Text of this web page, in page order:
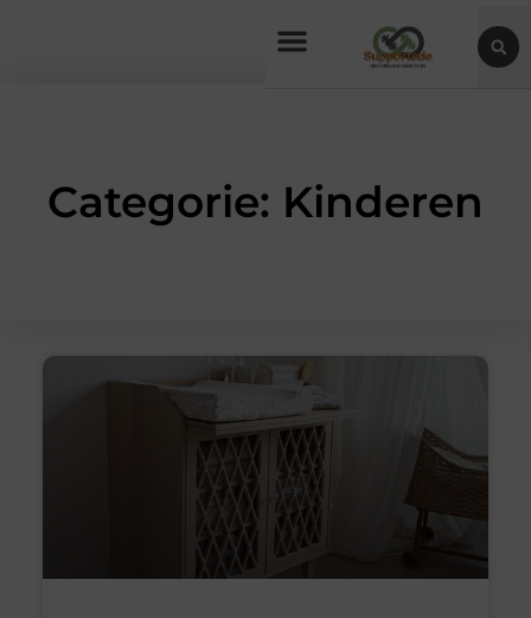
Categorie: Kinderen